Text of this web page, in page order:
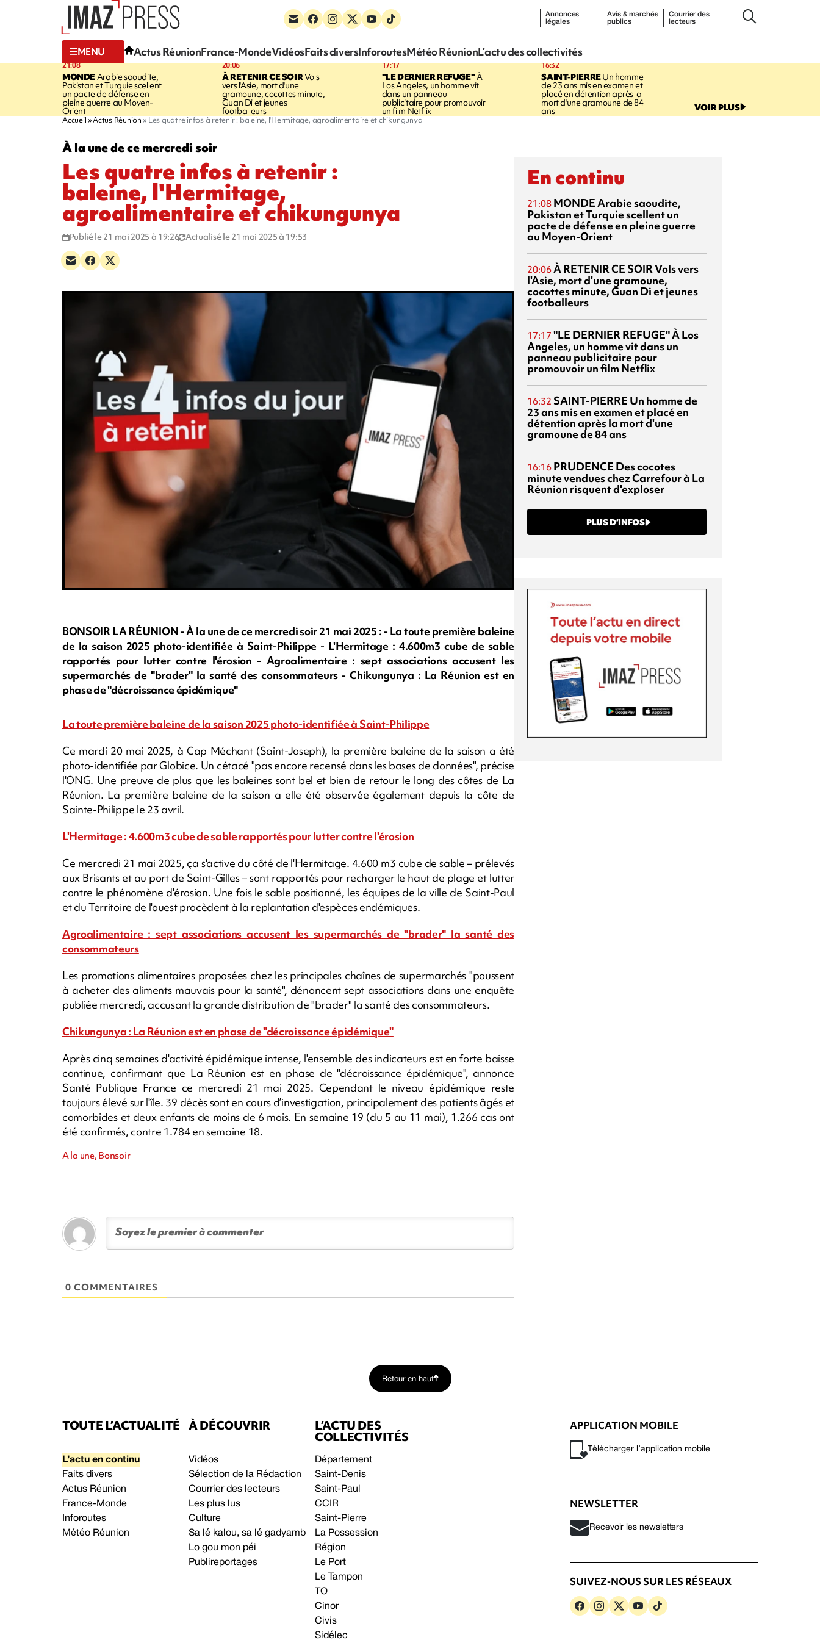
Annonces
légales
Avis & marchés
publics
Courrier des
lecteurs
MENU Actus RéunionFrance-MondeVidéosFaits diversInforoutesMétéo RéunionL’actu des collectivités
21:08
MONDE Arabie saoudite,
Pakistan et Turquie scellent
un pacte de défense en
pleine guerre au Moyen-
Orient
20:06
À RETENIR CE SOIRVols
vers l'Asie, mort d'une
gramoune, cocottes minute,
Guan Di et jeunes
footballeurs
17:17
"LE DERNIER REFUGE"À
Los Angeles, un homme vit
dans un panneau
publicitaire pour promouvoir
un film Netflix
16:32
SAINT-PIERREUn homme
de 23 ans mis en examen et
placé en détention après la
mort d'une gramoune de 84
ans VOIR PLUS
Accueil Actus Réunion Les quatre infos à retenir : baleine, l'Hermitage, agroalimentaire et chikungunya
À la une de ce mercredi soir
Les quatre infos à retenir :
baleine, l'Hermitage,
agroalimentaire et chikungunya
Publié le 21 mai 2025 à 19:26 Actualisé le 21 mai 2025 à 19:53
BONSOIR LA RÉUNION - À la une de ce mercredi soir 21 mai 2025 : - La toute première baleine
de la saison 2025 photo-identifiée à Saint-Philippe - L'Hermitage : 4.600m3 cube de sable
rapportés pour lutter contre l'érosion - Agroalimentaire : sept associations accusent les
supermarchés de "brader" la santé des consommateurs - Chikungunya : La Réunion est en
phase de "décroissance épidémique"
La toute première baleine de la saison 2025 photo-identifiée à Saint-Philippe
Ce mardi 20 mai 2025, à Cap Méchant (Saint-Joseph), la première baleine de la saison a été
photo-identifiée par Globice. Un cétacé "pas encore recensé dans les bases de données", précise
l'ONG. Une preuve de plus que les baleines sont bel et bien de retour le long des côtes de La
Réunion. La première baleine de la saison a elle été observée également depuis la côte de
Sainte-Philippe le 23 avril.
L'Hermitage : 4.600m3 cube de sable rapportés pour lutter contre l'érosion
Ce mercredi 21 mai 2025, ça s'active du côté de l'Hermitage. 4.600 m3 cube de sable – prélevés
aux Brisants et au port de Saint-Gilles – sont rapportés pour recharger le haut de plage et lutter
contre le phénomène d'érosion. Une fois le sable positionné, les équipes de la ville de Saint-Paul
et du Territoire de l'ouest procèdent à la replantation d'espèces endémiques.
Agroalimentaire : sept associations accusent les supermarchés de "brader" la santé des
consommateurs
Les promotions alimentaires proposées chez les principales chaînes de supermarchés "poussent
à acheter des aliments mauvais pour la santé", dénoncent sept associations dans une enquête
publiée mercredi, accusant la grande distribution de "brader" la santé des consommateurs.
Chikungunya : La Réunion est en phase de "décroissance épidémique"
Après cinq semaines d'activité épidémique intense, l'ensemble des indicateurs est en forte baisse
continue, confirmant que La Réunion est en phase de "décroissance épidémique", annonce
Santé Publique France ce mercredi 21 mai 2025. Cependant le niveau épidémique reste
toujours élevé sur l'île. 39 décès sont en cours d’investigation, principalement des patients âgés et
comorbides et deux enfants de moins de 6 mois. En semaine 19 (du 5 au 11 mai), 1.266 cas ont
été confirmés, contre 1.784 en semaine 18.
A la une, Bonsoir
0 COMMENTAIRES
En continu
21:08 MONDEArabie saoudite,
Pakistan et Turquie scellent un
pacte de défense en pleine guerre
au Moyen-Orient
20:06À RETENIR CE SOIRVols vers
l'Asie, mort d'une gramoune,
cocottes minute, Guan Di et jeunes
footballeurs
17:17 "LE DERNIER REFUGE"À Los
Angeles, un homme vit dans un
panneau publicitaire pour
promouvoir un film Netflix
16:32 SAINT-PIERRE Un homme de
23 ans mis en examen et placé en
détention après la mort d'une
gramoune de 84 ans
16:16 PRUDENCE Des cocotes
minute vendues chez Carrefour à La
Réunion risquent d'exploser
PLUS D’INFOS
Retour en haut
TOUTE L’ACTUALITÉ
L’actu en continu
Faits divers
Actus Réunion
France-Monde
Inforoutes
Météo Réunion
À DÉCOUVRIR
Vidéos
Sélection de la Rédaction
Courrier des lecteurs
Les plus lus
Culture
Sa lé kalou, sa lé gadyamb
Lo gou mon péi
Publireportages
L’ACTU DES
COLLECTIVITÉS
Département
Saint-Denis
Saint-Paul
CCIR
Saint-Pierre
La Possession
Région
Le Port
Le Tampon
TO
Cinor
Civis
Sidélec
APPLICATION MOBILE
Télécharger l’application mobile
NEWSLETTER
Recevoir les newsletters
SUIVEZ-NOUS SUR LES RÉSEAUX